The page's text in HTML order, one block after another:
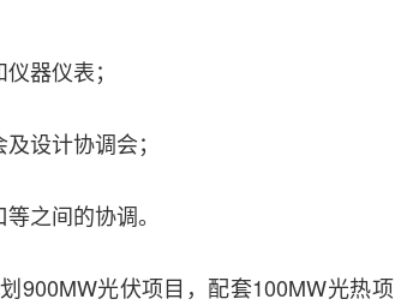
器仪表；
设计协调会；
之间的协调。
900MW光伏项目，配套100MW光热项